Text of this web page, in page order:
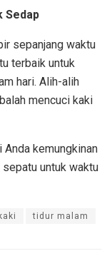
Sedap
sepanjang waktu
terbaik untuk
hari. Alih-alih
mencuci kaki
Anda kemungkinan
untuk waktu
tidur malam